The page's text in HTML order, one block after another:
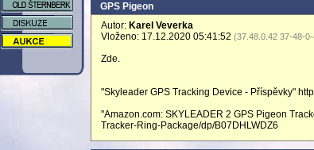
GPS Pigeon
Autor: Karel Veverka
Vloženo: 17.12.2020 05:41:52 (37.48.0.42 37-48-
Zde.
"Skyleader GPS Tracking Device - Příspěvky"
"Amazon.com: SKYLEADER 2 GPS Pigeon
Tracker-Ring-Package/dp/B07DHLWDZ6